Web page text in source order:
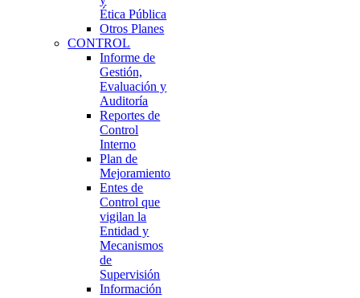
Ética Pública
Otros Planes
CONTROL
Informe de
Gestión,
Evaluación y
Auditoría
Reportes de
Control
Interno
Plan de
Mejoramiento
Entes de
Control que
vigilan la
Entidad y
Mecanismos
de
Supervisión
Información